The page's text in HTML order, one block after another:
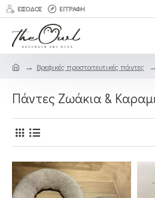
ΕΊΣΟΔΟΣ ΕΓΓΡΑΦΉ
Βρεφικές προστατευτικές πάντες
Πάντες Ζωάκια &